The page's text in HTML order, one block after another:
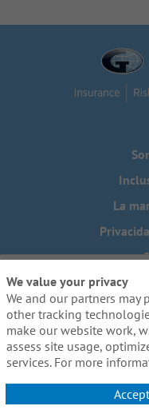
La
Do Not Sell or Share My
¿Necesita una
parte de nuestro
este sitio web?
We value your privacy
We and our partners may
other tracking
make our website work,
assess site usage,
services. For more